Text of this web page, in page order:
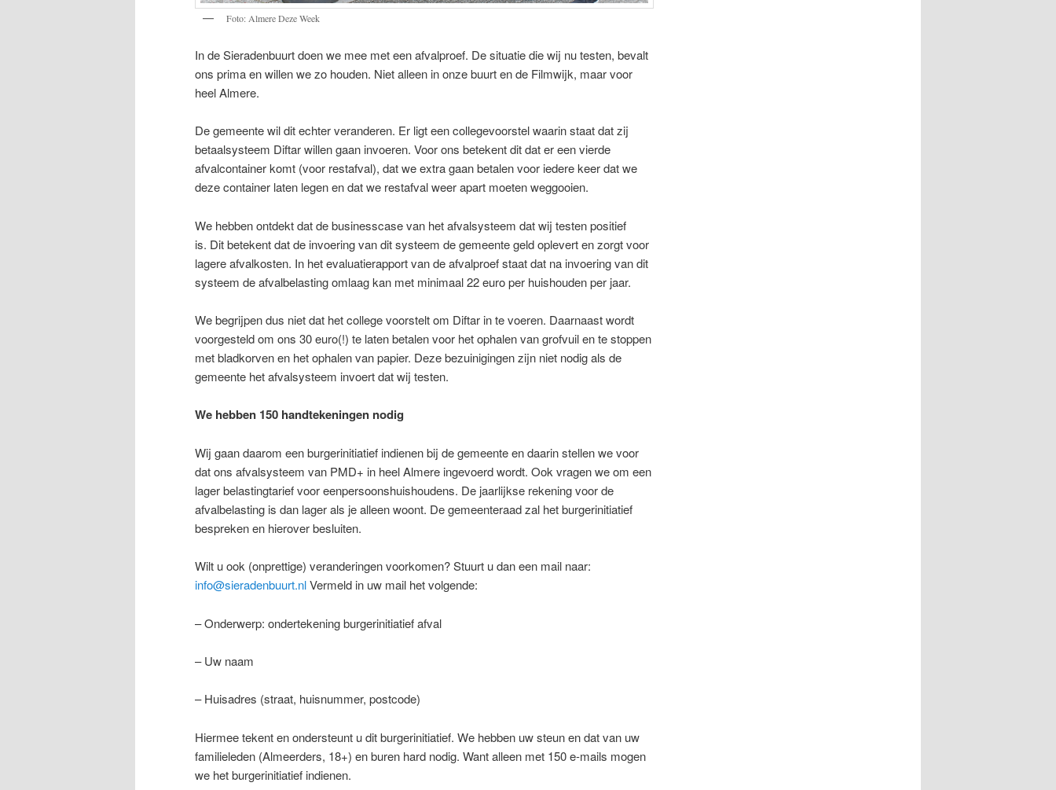
Foto: Almere Deze Week
In de Sieradenbuurt doen we mee met een afvalproef. De situatie die wij nu testen, bevalt
ons prima en willen we zo houden. Niet alleen in onze buurt en de Filmwijk, maar voor
heel Almere.
De gemeente wil dit echter veranderen. Er ligt een collegevoorstel waarin staat dat zij
betaalsysteem Diftar willen gaan invoeren. Voor ons betekent dit dat er een vierde
afvalcontainer komt (voor restafval), dat we extra gaan betalen voor iedere keer dat we
deze container laten legen en dat we restafval weer apart moeten weggooien.
We hebben ontdekt dat de businesscase van het afvalsysteem dat wij testen positief
is. Dit betekent dat de invoering van dit systeem de gemeente geld oplevert en zorgt voor
lagere afvalkosten. In het evaluatierapport van de afvalproef staat dat na invoering van dit
systeem de afvalbelasting omlaag kan met minimaal 22 euro per huishouden per jaar.
We begrijpen dus niet dat het college voorstelt om Diftar in te voeren. Daarnaast wordt
voorgesteld om ons 30 euro(!) te laten betalen voor het ophalen van grofvuil en te stoppen
met bladkorven en het ophalen van papier. Deze bezuinigingen zijn niet nodig als de
gemeente het afvalsysteem invoert dat wij testen.
We hebben 150 handtekeningen nodig
Wij gaan daarom een burgerinitiatief indienen bij de gemeente en daarin stellen we voor
dat ons afvalsysteem van PMD+ in heel Almere ingevoerd wordt. Ook vragen we om een
lager belastingtarief voor eenpersoonshuishoudens. De jaarlijkse rekening voor de
afvalbelasting is dan lager als je alleen woont. De gemeenteraad zal het burgerinitiatief
bespreken en hierover besluiten.
Wilt u ook (onprettige) veranderingen voorkomen? Stuurt u dan een mail naar:
info@sieradenbuurt.nlVermeld in uw mail het volgende:
– Onderwerp: ondertekening burgerinitiatief afval
– Uw naam
– Huisadres (straat, huisnummer, postcode)
Hiermee tekent en ondersteunt u dit burgerinitiatief. We hebben uw steun en dat van uw
familieleden (Almeerders, 18+) en buren hard nodig. Want alleen met 150 e-mails mogen
we het burgerinitiatief indienen.